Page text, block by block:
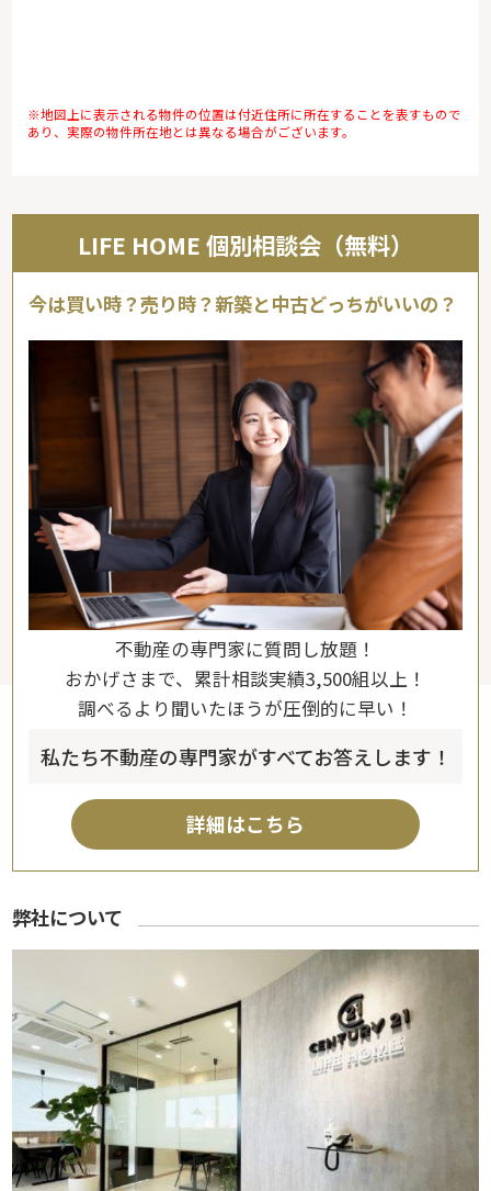
※地図上に表示される物件の位置は付近住所に所在することを表すもので
あり、実際の物件所在地とは異なる場合がございます。
LIFE HOME 個別相談会（無料）
今は買い時？売り時？新築と中古どっちがいいの？
不動産の専門家に質問し放題！
おかげさまで、累計相談実績3,500組以上！
調べるより聞いたほうが圧倒的に早い！
私たち不動産の専門家がすべてお答えします！
詳細はこちら
弊社について